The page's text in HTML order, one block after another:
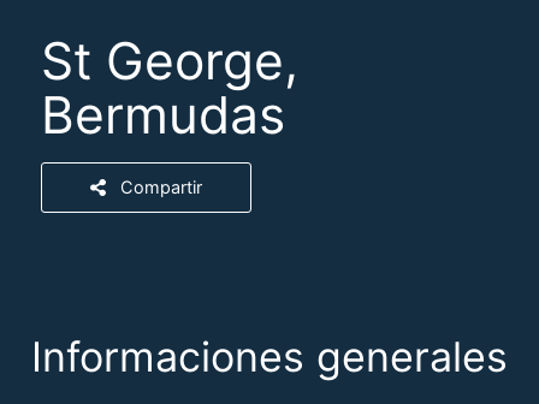
St George,
Bermudas
Compartir
Informaciones generales